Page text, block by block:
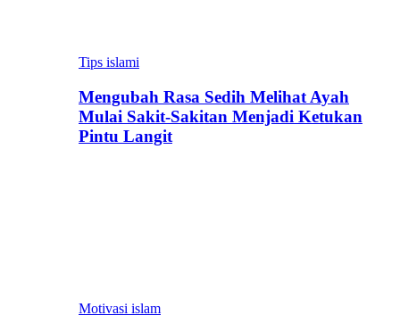
Tips islami
Mengubah Rasa Sedih Melihat Ayah
Mulai Sakit-Sakitan Menjadi Ketukan
Pintu Langit
Motivasi islam